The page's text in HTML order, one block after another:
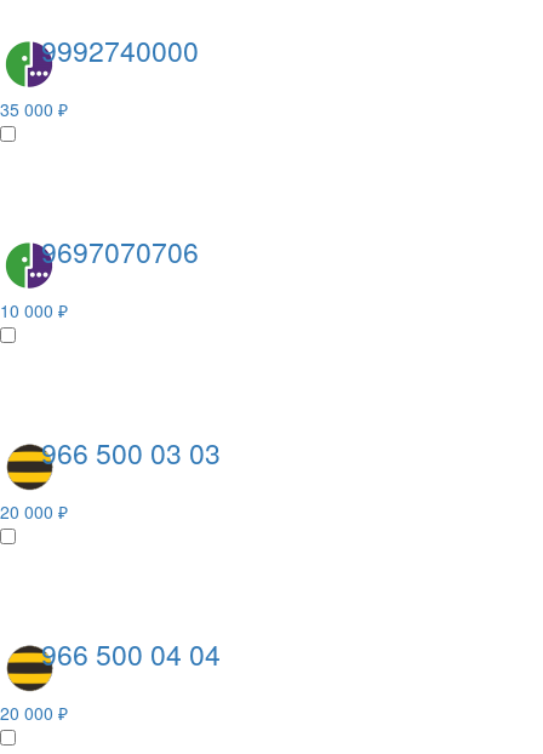
9992740000
35 000 ₽
9697070706
10 000 ₽
966 500 03 03
20 000 ₽
966 500 04 04
20 000 ₽